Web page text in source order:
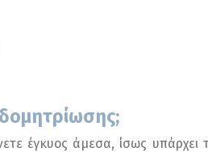
έγκυος άμεσα, ίσως